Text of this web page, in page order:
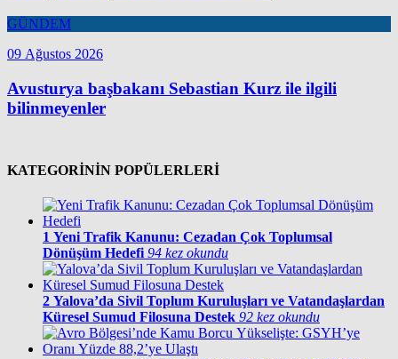
GÜNDEM
09 Ağustos 2026
Avusturya başbakanı Sebastian Kurz ile ilgili
bilinmeyenler
KATEGORİNİN POPÜLERLERİ
1 Yeni Trafik Kanunu: Cezadan Çok Toplumsal
Dönüşüm Hedefi 94 kez okundu
2 Yalova’da Sivil Toplum Kuruluşları ve Vatandaşlardan
Küresel Sumud Filosuna Destek 92 kez okundu